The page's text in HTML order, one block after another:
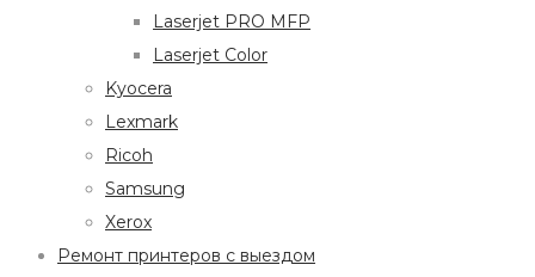
Laserjet PRO MFP
Laserjet Color
Kyocera
Lexmark
Ricoh
Samsung
Xerox
Ремонт принтеров с выездом